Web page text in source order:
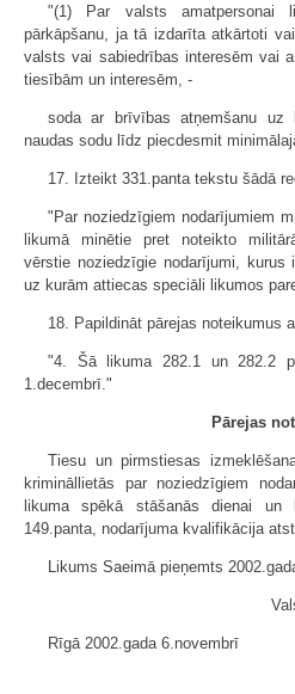
"(1) Par valsts amatpersonai
pārkāpšanu, ja tā izdarīta atkārtoti
valsts vai sabiedrības interesēm vai
tiesībām un interesēm, -
soda ar brīvības atņemšanu
naudas sodu līdz piecdesmit
17. Izteikt 331.panta tekstu šādā
"Par noziedzīgiem nodarījumiem
likumā minētie pret noteikto
vērstie noziedzīgie nodarījumi, kurus
uz kurām attiecas speciāli likumos
18. Papildināt pārejas noteikumus
"4. Šā likuma 282.1 un 282.2
1.decembrī."
Pārejas
Tiesu un pirmstiesas
krimināllietās par noziedzīgiem
likuma spēkā stāšanās dienai un
149.panta, nodarījuma kvalifikācija
Likums Saeimā pieņemts
Rīgā 2002.gada 6.novembrī